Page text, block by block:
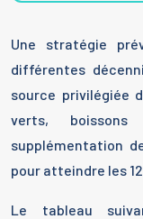
Une stratégie
différentes
source privilégiée
verts,
supplémentation
pour atteindre les
Le tableau